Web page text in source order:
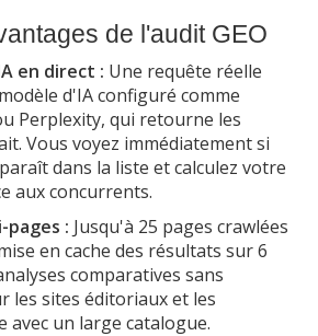
de l'audit GEO
en direct : Une requête réelle
d'IA configuré comme
Perplexity, qui retourne les
Vous voyez immédiatement si
dans la liste et calculez votre
aux concurrents.
: Jusqu'à 25 pages crawlées
en cache des résultats sur 6
comparatives sans
les sites éditoriaux et les
avec un large catalogue.